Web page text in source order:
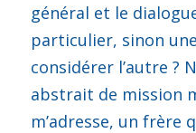
général et le
particulier, sinon
considérer l’autre ?
abstrait de mission
m’adresse, un frère